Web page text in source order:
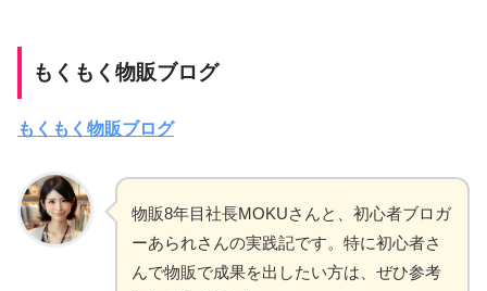
もくもく物販ブログ
もくもく物販ブログ
物販8年目社長MOKUさんと、初心者ブロガ
ーあられさんの実践記です。特に初心者さ
んで物販で成果を出したい方は、ぜひ参考